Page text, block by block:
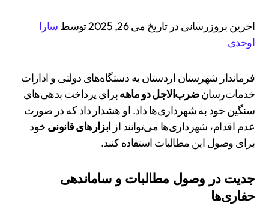
اخرین بروزرسانی در تاریخ می 26, 2025 توسط
سارا
اوحدی
فرماندار شهرستان اردستان به دستگاه‌های دولتی و ادارات
خدمات‌رسانضرب‌الاجل دو ماههبرای پرداخت بدهی‌های
سنگین خود به شهرداری‌ها داد. او هشدار داد که در صورت
عدم اقدام، شهرداری‌ها می‌توانند از ابزارهای قانونی خود
برای وصول این مطالبات استفاده کنند.
جدیت در وصول مطالبات و ساماندهی
حفاری‌ها